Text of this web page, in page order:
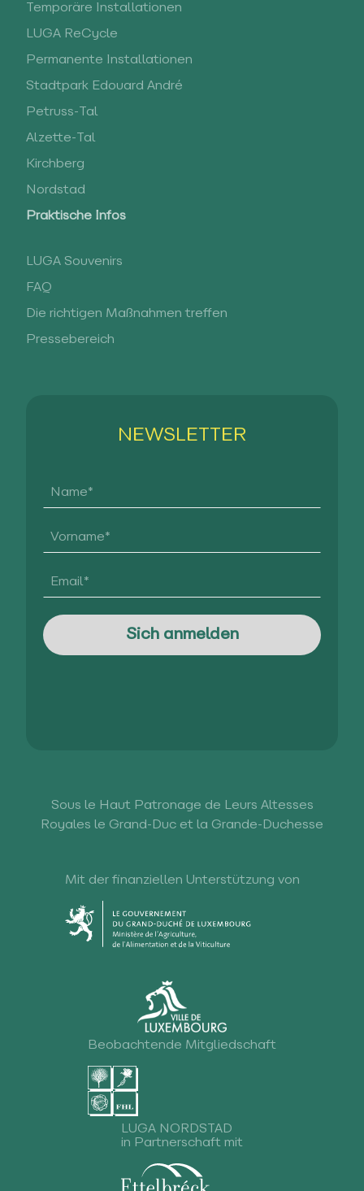
Temporäre Installationen
LUGA ReCycle
Permanente Installationen
Stadtpark Edouard André
Petruss-Tal
Alzette-Tal
Kirchberg
Nordstad
Praktische Infos
LUGA Souvenirs
FAQ
Die richtigen Maßnahmen treffen
Pressebereich
NEWSLETTER
Sous le Haut Patronage de Leurs Altesses
Royales le Grand-Duc et la Grande-Duchesse
Mit der finanziellen Unterstützung von
Beobachtende Mitgliedschaft
LUGA NORDSTAD
in Partnerschaft mit